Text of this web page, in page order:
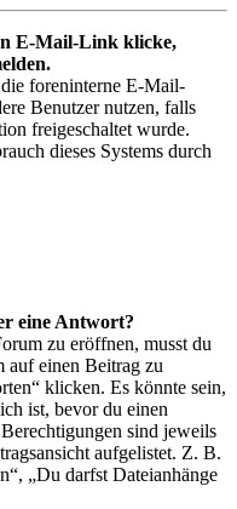
E-Mail-Link klicke,
foreninterne E-Mail-
Benutzer nutzen, falls
freigeschaltet wurde.
dieses Systems durch
eine Antwort?
zu eröffnen, musst du
auf einen Beitrag zu
klicken. Es könnte sein,
ist, bevor du einen
sind jeweils
aufgelistet. Z. B.
„Du darfst Dateianhänge